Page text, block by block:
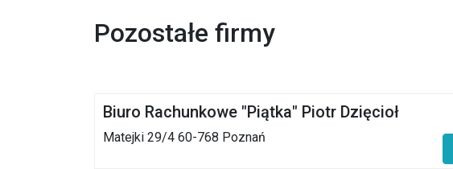
Pozostałe firmy
Biuro Rachunkowe "Piątka" Piotr Dzięcioł
Matejki 29/4 60-768 Poznań